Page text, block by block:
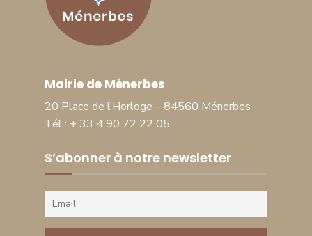
Mairie de Ménerbes
20 Place de l’Horloge – 84560 Ménerbes
Tél : + 33 4 90 72 22 05
S’abonner à notre newsletter